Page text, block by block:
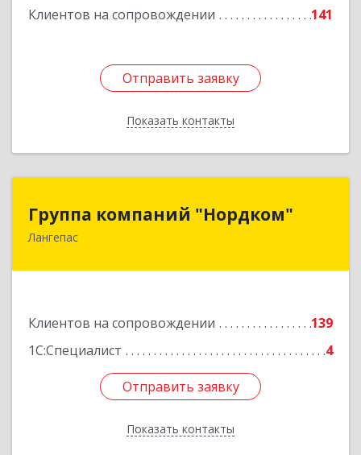
Клиентов на сопровождении 141
Отправить заявку
Показать контакты
Подробнее
Отправить заявку
Назад
Группа компаний "Нордком"
Лангепас
Клиентов на сопровождении
139
1С:Специалист
4
Отправить заявку
Показать контакты
Группа компаний "Нордком"
628672, Тюменская обл, Лангепас г., Солнечная
Отправить заявку
Назад